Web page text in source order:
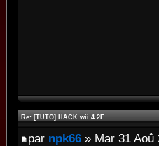
Re: [TUTO] HACK wii 4.2E
par npk66 » Mar 31 Aoû